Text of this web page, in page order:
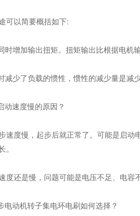
以简要概括如下:
增加输出扭矩。扭矩输出比根据电机
少了负载的惯性，惯性的减少量是减
速度慢的原因？
度慢，起步后就正常了。可能是启动
还是慢，问题可能是电压不足、电容不
动机转子集电环电刷如何选择？